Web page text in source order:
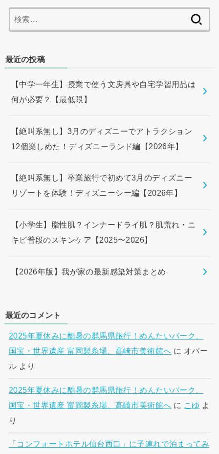
索:
最近の投稿
【中学一年生】授業で使う文房具や自宅学習用品は
何が必要？【最低限】
【絶叫系無し】3月のディズニーでアトラクション
12個楽しめた！ディズニーランド編【2026年】
【絶叫系無し】卒業旅行で初めて3月のディズニー
リゾートを体験！ディズニーシー編【2026年】
【小学生】脂性肌？インナードライ肌？肌荒れ・ニ
キビ普段のスキンケア【2025〜2026】
【2026年版】我が家の最新感染対策まとめ
最近のコメント
2025年夏休みに酷暑の群馬県旅行！めんたいパーク、
国宝・世界遺産 富岡製糸場、高崎市美術館へ に オパー
ル より
2025年夏休みに酷暑の群馬県旅行！めんたいパーク、
国宝・世界遺産 富岡製糸場、高崎市美術館へ に こゆ よ
り
「コンフォートホテル仙台西口」に子連れで泊まってみ